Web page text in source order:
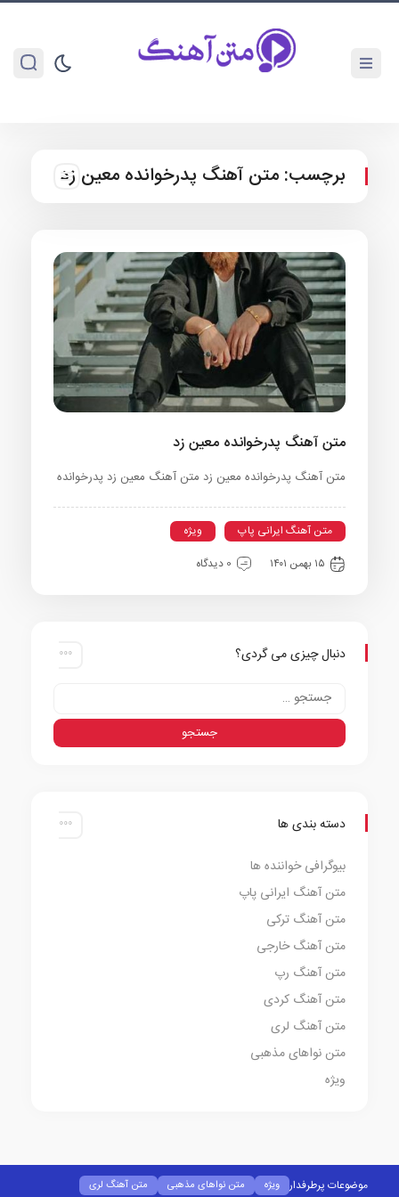
برچسب: متن آهنگ پدرخوانده معین زد
متن آهنگ پدرخوانده معین زد
متن آهنگ پدرخوانده معین زد متن آهنگ معین زد پدرخوانده
متن آهنگ ایرانی پاپ
ویژه
۱۵ بهمن ۱۴۰۱
0 دیدگاه
دنبال چیزی می گردی؟
دسته بندی ها
بیوگرافی خواننده ها
متن آهنگ ایرانی پاپ
متن آهنگ ترکی
متن آهنگ خارجی
متن آهنگ رپ
متن آهنگ کردی
متن آهنگ لری
متن نواهای مذهبی
ویژه
موضوعات پرطرفدار ویژه متن نواهای مذهبی متن آهنگ لری